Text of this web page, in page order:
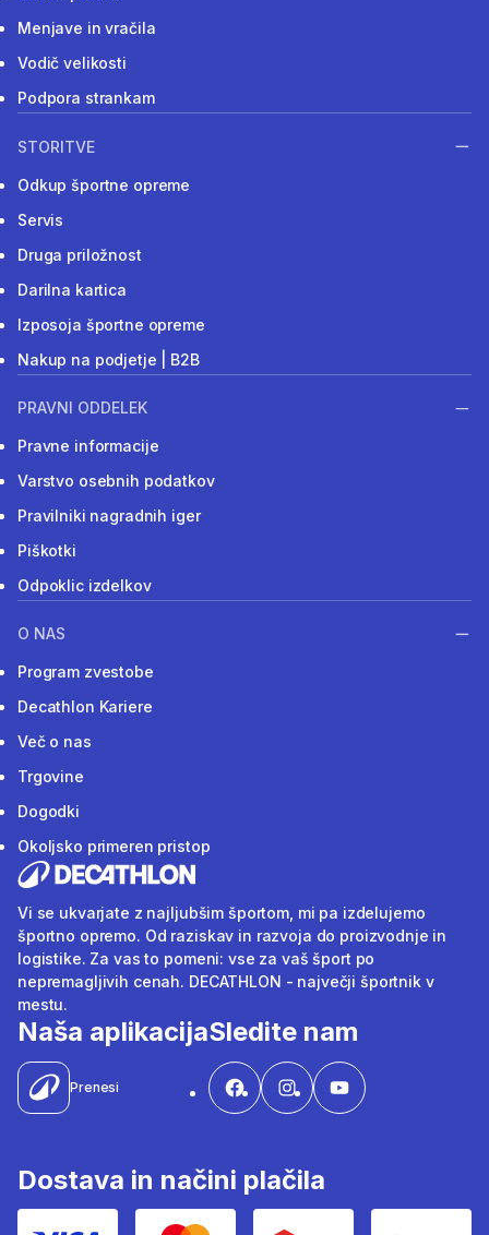
Menjave in vračila
Vodič velikosti
Podpora strankam
STORITVE
Odkup športne opreme
Servis
Druga priložnost
Darilna kartica
Izposoja športne opreme
Nakup na podjetje | B2B
PRAVNI ODDELEK
Pravne informacije
Varstvo osebnih podatkov
Pravilniki nagradnih iger
Piškotki
Odpoklic izdelkov
O NAS
Program zvestobe
Decathlon Kariere
Več o nas
Trgovine
Dogodki
Okoljsko primeren pristop
Vi se ukvarjate z najljubšim športom, mi pa izdelujemo
športno opremo. Od raziskav in razvoja do proizvodnje in
logistike. Za vas to pomeni: vse za vaš šport po
nepremagljivih cenah. DECATHLON - največji športnik v
mestu.
Naša aplikacija
Prenesi
Sledite nam
Dostava in načini plačila